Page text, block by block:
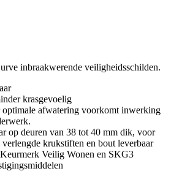
inbraakwerende veiligheidsschilden.
krasgevoelig
optimale afwatering voorkomt inwerking
op deuren van 38 tot 40 mm dik, voor
krukstiften en bout leverbaar
Veilig Wonen en SKG3